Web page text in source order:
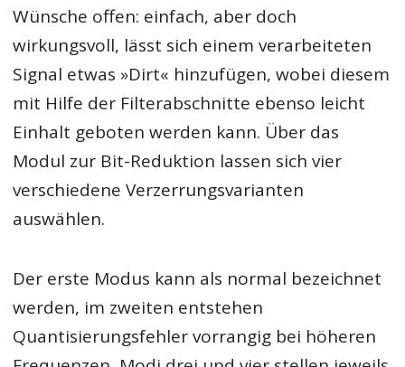
Wünsche offen: einfach, aber doch
wirkungsvoll, lässt sich einem verarbeiteten
Signal etwas »Dirt« hinzufügen, wobei diesem
mit Hilfe der Filterabschnitte ebenso leicht
Einhalt geboten werden kann. Über das
Modul zur Bit-Reduktion lassen sich vier
verschiedene Verzerrungsvarianten
auswählen.
Der erste Modus kann als normal bezeichnet
werden, im zweiten entstehen
Quantisierungsfehler vorrangig bei höheren